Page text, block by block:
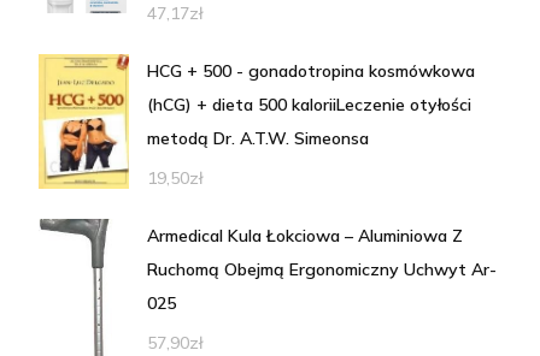
47,17zł
HCG + 500 - gonadotropina kosmówkowa
(hCG) + dieta 500 kaloriiLeczenie otyłości
metodą Dr. A.T.W. Simeonsa
19,50zł
Armedical Kula Łokciowa – Aluminiowa Z
Ruchomą Obejmą Ergonomiczny Uchwyt Ar-
025
57,90zł